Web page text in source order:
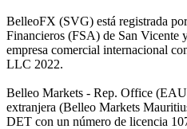
BelleoFX (SVG) está registrada
Financieros (FSA) de San Vicente
empresa comercial internacional
LLC 2022.
Belleo Markets - Rep. Office
extranjera (Belleo Markets
DET con un número de licencia